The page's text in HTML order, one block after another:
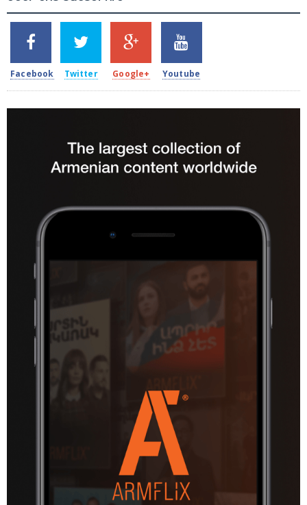
2k
SHARES
Facebook
1.5k
TWEETS
Twitter
203
SHARES
Google+
620
SHARES
Youtube